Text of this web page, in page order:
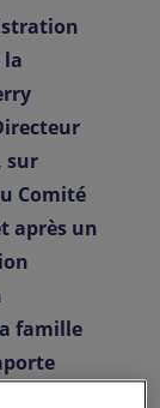
la
sur
Comité
après un
famille